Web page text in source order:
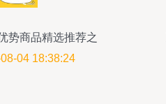
势商品精选推荐之
04 18:38:24